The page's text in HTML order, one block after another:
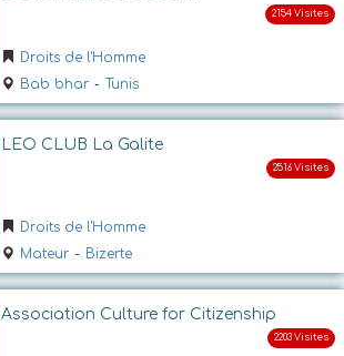
Droits de l'Homme
Bab bhar - Tunis
LEO CLUB La Galite
Droits de l'Homme
Mateur - Bizerte
Association Culture for Citizenship